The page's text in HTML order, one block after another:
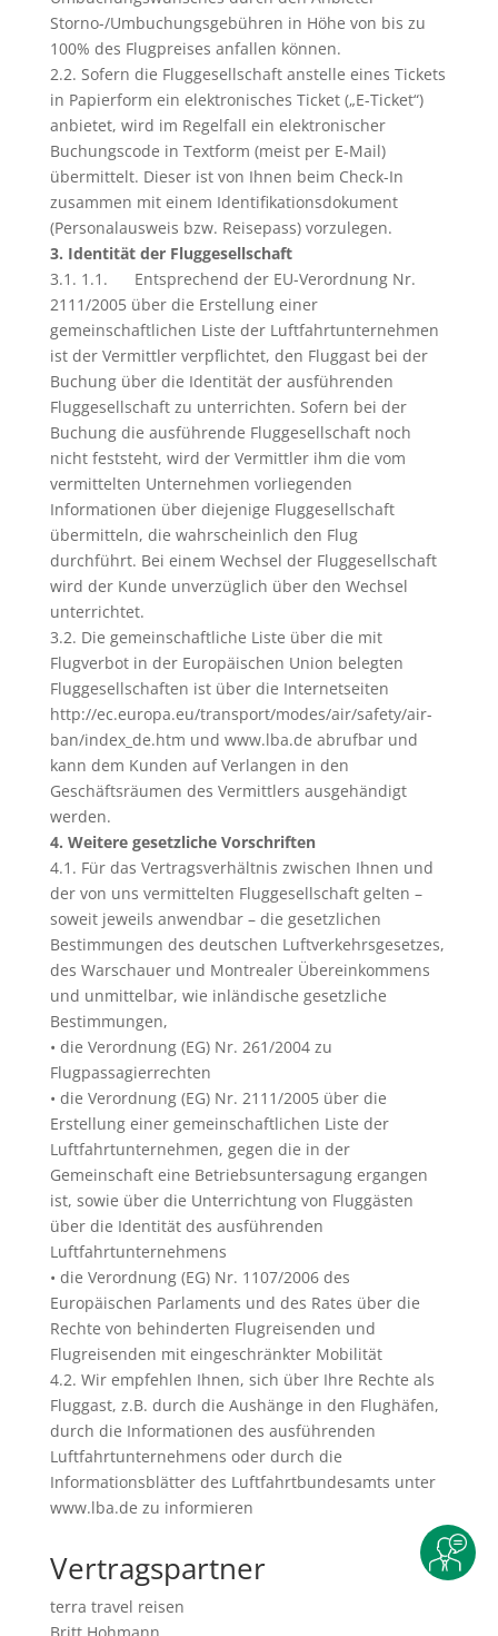
Storno-/Umbuchungsgebühren in Höhe von bis zu
100% des Flugpreises anfallen können.
2.2. Sofern die Fluggesellschaft anstelle eines Tickets
in Papierform ein elektronisches Ticket („E-Ticket“)
anbietet, wird im Regelfall ein elektronischer
Buchungscode in Textform (meist per E-Mail)
übermittelt. Dieser ist von Ihnen beim Check-In
zusammen mit einem Identifikationsdokument
(Personalausweis bzw. Reisepass) vorzulegen.
3. Identität der Fluggesellschaft
3.1. 1.1. Entsprechend der EU-Verordnung Nr.
2111/2005 über die Erstellung einer
gemeinschaftlichen Liste der Luftfahrtunternehmen
ist der Vermittler verpflichtet, den Fluggast bei der
Buchung über die Identität der ausführenden
Fluggesellschaft zu unterrichten. Sofern bei der
Buchung die ausführende Fluggesellschaft noch
nicht feststeht, wird der Vermittler ihm die vom
vermittelten Unternehmen vorliegenden
Informationen über diejenige Fluggesellschaft
übermitteln, die wahrscheinlich den Flug
durchführt. Bei einem Wechsel der Fluggesellschaft
wird der Kunde unverzüglich über den Wechsel
unterrichtet.
3.2. Die gemeinschaftliche Liste über die mit
Flugverbot in der Europäischen Union belegten
Fluggesellschaften ist über die Internetseiten
http://ec.europa.eu/transport/modes/air/safety/air-
ban/index_de.htm und www.lba.de abrufbar und
kann dem Kunden auf Verlangen in den
Geschäftsräumen des Vermittlers ausgehändigt
werden.
4. Weitere gesetzliche Vorschriften
4.1. Für das Vertragsverhältnis zwischen Ihnen und
der von uns vermittelten Fluggesellschaft gelten –
soweit jeweils anwendbar – die gesetzlichen
Bestimmungen des deutschen Luftverkehrsgesetzes,
des Warschauer und Montrealer Übereinkommens
und unmittelbar, wie inländische gesetzliche
Bestimmungen,
• die Verordnung (EG) Nr. 261/2004 zu
Flugpassagierrechten
• die Verordnung (EG) Nr. 2111/2005 über die
Erstellung einer gemeinschaftlichen Liste der
Luftfahrtunternehmen, gegen die in der
Gemeinschaft eine Betriebsuntersagung ergangen
ist, sowie über die Unterrichtung von Fluggästen
über die Identität des ausführenden
Luftfahrtunternehmens
• die Verordnung (EG) Nr. 1107/2006 des
Europäischen Parlaments und des Rates über die
Rechte von behinderten Flugreisenden und
Flugreisenden mit eingeschränkter Mobilität
4.2. Wir empfehlen Ihnen, sich über Ihre Rechte als
Fluggast, z.B. durch die Aushänge in den Flughäfen,
durch die Informationen des ausführenden
Luftfahrtunternehmens oder durch die
Informationsblätter des Luftfahrtbundesamts unter
www.lba.de zu informieren
Vertragspartner
terra travel reisen